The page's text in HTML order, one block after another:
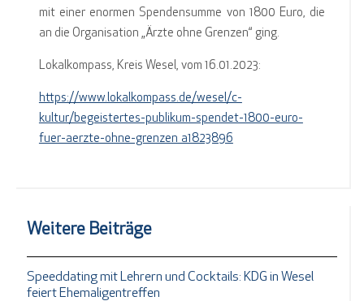
mit einer enormen Spendensumme von 1800 Euro, die
an die Organisation „Ärzte ohne Grenzen“ ging.
Lokalkompass, Kreis Wesel, vom 16.01.2023:
https://www.lokalkompass.de/wesel/c-
kultur/begeistertes-publikum-spendet-1800-euro-
fuer-aerzte-ohne-grenzen_a1823896
Weitere Beiträge
Speeddating mit Lehrern und Cocktails: KDG in Wesel
feiert Ehemaligentreffen